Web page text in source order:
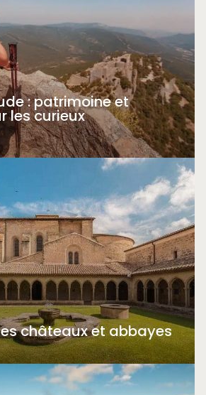
: patrimoine et
les curieux
châteaux et abbayes